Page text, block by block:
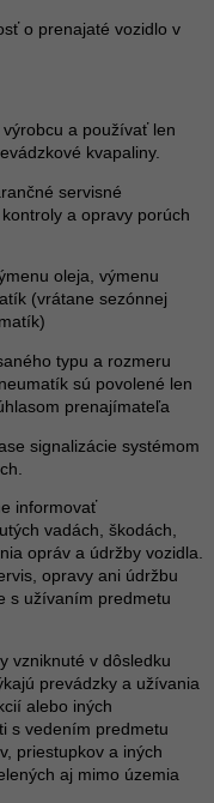
o prenajaté vozidlo v
a používať len
kvapaliny.
servisné
a opravy porúch
oleja, výmenu
(vrátane sezónnej
typu a rozmeru
sú povolené len
prenajímateľa
signalizácie systémom
informovať
vadách, škodách,
opráv a údržby vozidla.
opravy ani údržbu
s užívaním predmetu
vzniknuté v dôsledku
prevádzky a užívania
alebo iných
s vedením predmetu
priestupkov a iných
aj mimo územia